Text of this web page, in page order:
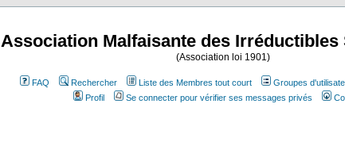
Association Malfaisante des Irréductibles
(Association loi 1901)
FAQ Rechercher Liste des Membres tout court Groupes
Profil
Se connecter pour vérifier ses messages privés